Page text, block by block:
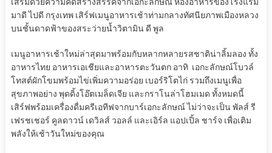
มาดี ไปดี กรุงเทพ เสิร์ฟเมนูอาหารเช้าท่ามกลางทัศนียภาพเมืองหลวง
บนชั้นดาดฟ้าของสระว่ายน้ำวิตามิน ดี พูล
เมนูอาหารเช้าใหม่ล่าสุดมาพร้อมกับหลากหลายรสชาติน่าลิ้มลอง ทั้ง
อาหารไทย อาหารเอเชียและอาหารตะวันตก อาทิ เอกะลักษณ์โบวล์
โทสต์ผักโขมพร้อมไข่เพิ่มความอร่อย เบอร์ริโตไก่ รวมถึงเมนูเพื่อ
สุขภาพอย่าง พุดดิ้งโอ๊ตเมล็ดเจีย และกราโนล่าโฮมเมด ทั้งหมดนี้
เสิร์ฟพร้อมเครื่องดื่มครีเอทีฟจากบาร์เอกะลักษณ์ ไม่ว่าจะเป็น พัลส์ รี
เฟรชเชอร์ คูลดาวน์ เดวิลส์ วอลล์ และเอิร์ล แอปเปิ้ล ชาร์จ เพื่อเติม
พลังให้เช้าวันใหม่ของคุณ